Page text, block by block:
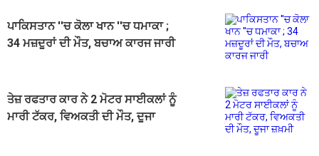
ਪਾਕਿਸਤਾਨ ''ਚ ਕੋਲਾ ਖਾਨ ''ਚ ਧਮਾਕਾ ;
34 ਮਜ਼ਦੂਰਾਂ ਦੀ ਮੌਤ, ਬਚਾਅ ਕਾਰਜ ਜਾਰੀ
ਤੇਜ਼ ਰਫਤਾਰ ਕਾਰ ਨੇ 2 ਮੋਟਰ ਸਾਈਕਲਾਂ ਨੂੰ
ਮਾਰੀ ਟੱਕਰ, ਵਿਅਕਤੀ ਦੀ ਮੌਤ, ਦੂਜਾ